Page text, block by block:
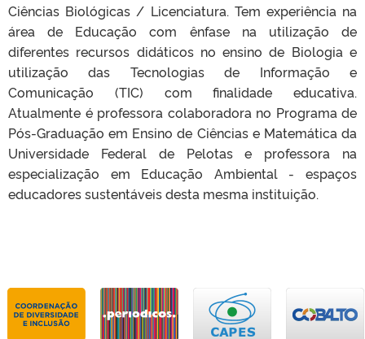
Ciências Biológicas / Licenciatura. Tem experiência na
área de Educação com ênfase na utilização de
diferentes recursos didáticos no ensino de Biologia e
utilização das Tecnologias de Informação e
Comunicação (TIC) com finalidade educativa.
Atualmente é professora colaboradora no Programa de
Pós-Graduação em Ensino de Ciências e Matemática da
Universidade Federal de Pelotas e professora na
especialização em Educação Ambiental - espaços
educadores sustentáveis desta mesma instituição.